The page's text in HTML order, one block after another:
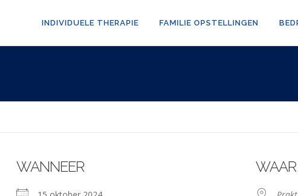
INDIVIDUELE THERAPIE FAMILIE OPSTELLINGEN
WANNEER WAAR